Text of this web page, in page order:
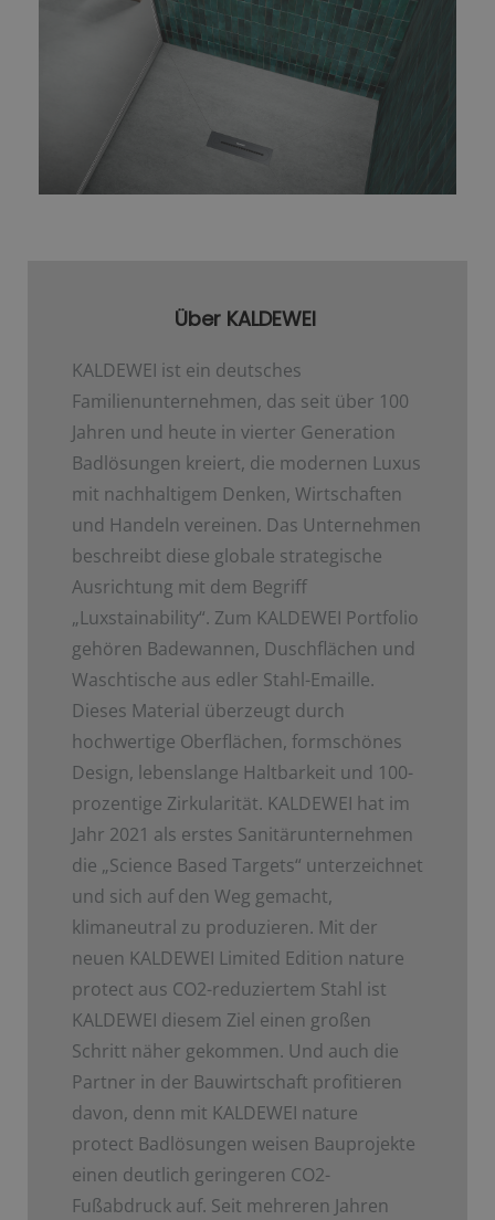
Über KALDEWEI
KALDEWEI ist ein deutsches
Familienunternehmen, das seit über 100
Jahren und heute in vierter Generation
Badlösungen kreiert, die modernen Luxus
mit nachhaltigem Denken, Wirtschaften
und Handeln vereinen. Das Unternehmen
beschreibt diese globale strategische
Ausrichtung mit dem Begriff
„Luxstainability“. Zum KALDEWEI Portfolio
gehören Badewannen, Duschflächen und
Waschtische aus edler Stahl-Emaille.
Dieses Material überzeugt durch
hochwertige Oberflächen, formschönes
Design, lebenslange Haltbarkeit und 100-
prozentige Zirkularität. KALDEWEI hat im
Jahr 2021 als erstes Sanitärunternehmen
die „Science Based Targets“ unterzeichnet
und sich auf den Weg gemacht,
klimaneutral zu produzieren. Mit der
neuen KALDEWEI Limited Edition nature
protect aus CO2-reduziertem Stahl ist
KALDEWEI diesem Ziel einen großen
Schritt näher gekommen. Und auch die
Partner in der Bauwirtschaft profitieren
davon, denn mit KALDEWEI nature
protect Badlösungen weisen Bauprojekte
einen deutlich geringeren CO2-
Fußabdruck auf. Seit mehreren Jahren